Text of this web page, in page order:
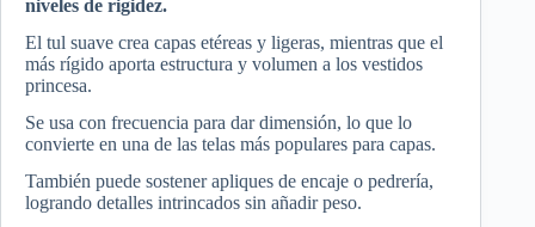
niveles de rigidez.
El tul suave crea capas etéreas y ligeras, mientras que el
más rígido aporta estructura y volumen a los vestidos
princesa.
Se usa con frecuencia para dar dimensión, lo que lo
convierte en una de las telas más populares para capas.
También puede sostener apliques de encaje o pedrería,
logrando detalles intrincados sin añadir peso.